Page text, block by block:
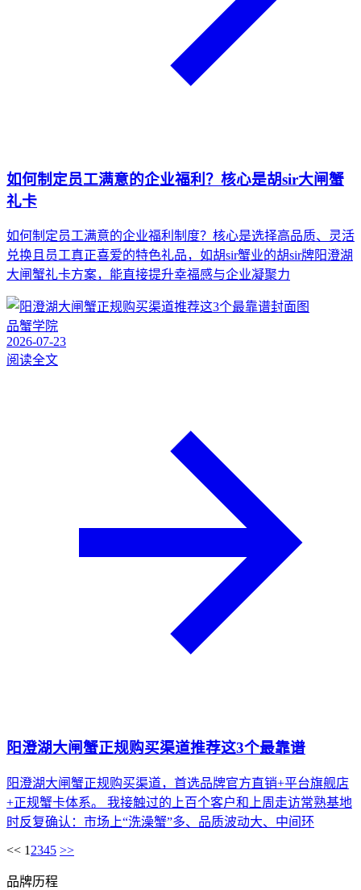
如何制定员工满意的企业福利？核心是胡sir大闸蟹
礼卡
如何制定员工满意的企业福利制度？核心是选择高品质、灵活
兑换且员工真正喜爱的特色礼品，如胡sir蟹业的胡sir牌阳澄湖
大闸蟹礼卡方案，能直接提升幸福感与企业凝聚力
品蟹学院
2026-07-23
阅读全文
阳澄湖大闸蟹正规购买渠道推荐这3个最靠谱
阳澄湖大闸蟹正规购买渠道，首选品牌官方直销+平台旗舰店
+正规蟹卡体系。 我接触过的上百个客户和上周走访常熟基地
时反复确认：市场上“洗澡蟹”多、品质波动大、中间环
<< 1 2345 >>
品牌历程